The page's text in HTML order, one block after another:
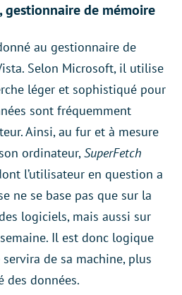
gestionnaire de mémoire
au gestionnaire de
Selon Microsoft, il utilise
léger et sophistiqué pour
sont fréquemment
Ainsi, au fur et à mesure
ordinateur,SuperFetch
l’utilisateur en question a
ne se base pas que sur la
logiciels, mais aussi sur
Il est donc logique
de sa machine, plus
des données.